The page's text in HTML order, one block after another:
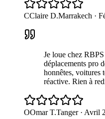
CClaire D.Marrakech ·
Je loue chez
déplacements pro
honnêtes, voitures
réactive. Rien à
OOmar T.Tanger· Avril